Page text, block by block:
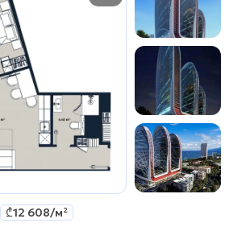
₾12 608/м²